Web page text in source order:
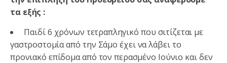
τα εξής :
Παιδί 6 χρόνων τετραπληγικό που σιτίζεται με
γαστροστομία από την Σάμο έχει να λάβει το
προνιακό επίδομα από τον περασμένο Ιούνιο και δεν